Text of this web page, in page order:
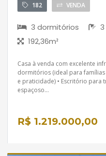
182 VENDA
3 dormitórios
192,36m²
Casa à venda com excelente
dormitórios (ideal para
e praticidade) • Escritório para
espaçoso...
R$ 1.219.000,00